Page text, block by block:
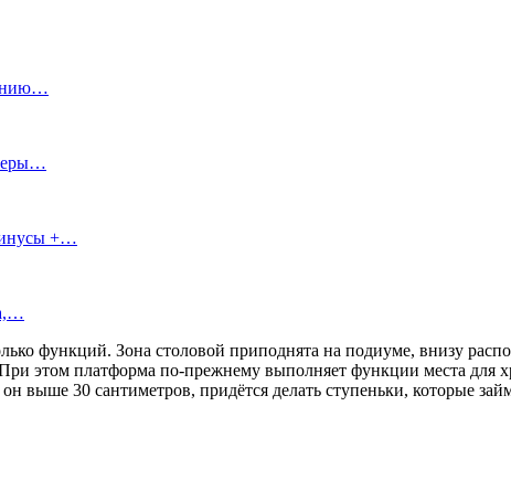
+…
функций. Зона столовой приподнята на подиуме, внизу
этом платформа по-прежнему выполняет функции места для
выше 30 сантиметров, придётся делать ступеньки, которые